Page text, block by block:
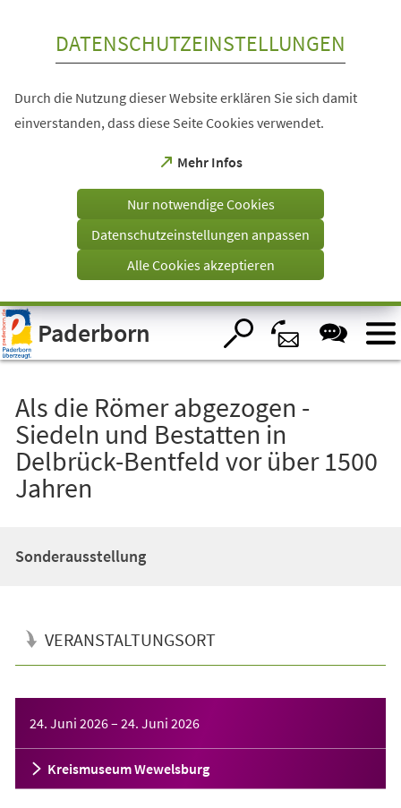
Visuelle
Assistenzsoftware
öffnen.
DATENSCHUTZEINSTELLUNGEN
Durch die Nutzung dieser Website erklären Sie sich damit
einverstanden, dass diese Seite Cookies verwendet.
Mehr Infos
(Öffnet
einem
Tab)
Nur notwendige Cookies
Datenschutzeinstellungen anpassen
Alle Cookies akzeptieren
Paderborn
Als die Römer abgezogen -
Siedeln und Bestatten in
Delbrück-Bentfeld vor über 1500
Jahren
Sonderausstellung
VERANSTALTUNGSORT
24. Juni 2026– 24. Juni 2026
Kreismuseum Wewelsburg